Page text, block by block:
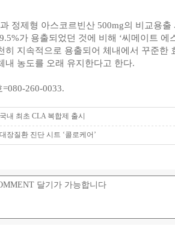
과 정제형 아스코르빈산 500mg의 비교용
가 용출되었던 것에 비해 ‘씨메이트 에
히 지속적으로 용출되어 체내에서 꾸준한
내 농도를 오래 유지한다고 한다.
260-0033.
내 최초 CLA 복합제 출시
장질환 진단 시트 ‘콜로케어’